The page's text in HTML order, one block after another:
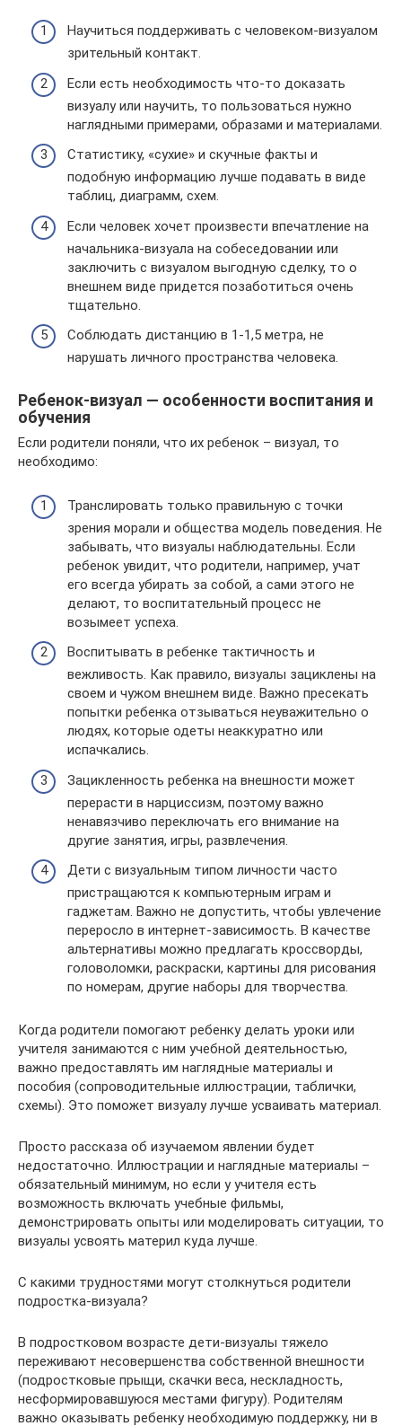
Научиться поддерживать с человеком-визуалом
зрительный контакт.
Если есть необходимость что-то доказать
визуалу или научить, то пользоваться нужно
наглядными примерами, образами и материалами.
Статистику, «сухие» и скучные факты и
подобную информацию лучше подавать в виде
таблиц, диаграмм, схем.
Если человек хочет произвести впечатление на
начальника-визуала на собеседовании или
заключить с визуалом выгодную сделку, то о
внешнем виде придется позаботиться очень
тщательно.
Соблюдать дистанцию в 1-1,5 метра, не
нарушать личного пространства человека.
Ребенок-визуал — особенности воспитания и
обучения
Если родители поняли, что их ребенок – визуал, то
необходимо:
Транслировать только правильную с точки
зрения морали и общества модель поведения. Не
забывать, что визуалы наблюдательны. Если
ребенок увидит, что родители, например, учат
его всегда убирать за собой, а сами этого не
делают, то воспитательный процесс не
возымеет успеха.
Воспитывать в ребенке тактичность и
вежливость. Как правило, визуалы зациклены на
своем и чужом внешнем виде. Важно пресекать
попытки ребенка отзываться неуважительно о
людях, которые одеты неаккуратно или
испачкались.
Зацикленность ребенка на внешности может
перерасти в нарциссизм, поэтому важно
ненавязчиво переключать его внимание на
другие занятия, игры, развлечения.
Дети с визуальным типом личности часто
пристращаются к компьютерным играм и
гаджетам. Важно не допустить, чтобы увлечение
переросло в интернет-зависимость. В качестве
альтернативы можно предлагать кроссворды,
головоломки, раскраски, картины для рисования
по номерам, другие наборы для творчества.
Когда родители помогают ребенку делать уроки или
учителя занимаются с ним учебной деятельностью,
важно предоставлять им наглядные материалы и
пособия (сопроводительные иллюстрации, таблички,
схемы). Это поможет визуалу лучше усваивать материал.
Просто рассказа об изучаемом явлении будет
недостаточно. Иллюстрации и наглядные материалы –
обязательный минимум, но если у учителя есть
возможность включать учебные фильмы,
демонстрировать опыты или моделировать ситуации, то
визуалы усвоять материл куда лучше.
С какими трудностями могут столкнуться родители
подростка-визуала?
В подростковом возрасте дети-визуалы тяжело
переживают несовершенства собственной внешности
(подростковые прыщи, скачки веса, нескладность,
несформировавшуюся местами фигуру). Родителям
важно оказывать ребенку необходимую поддержку, ни в